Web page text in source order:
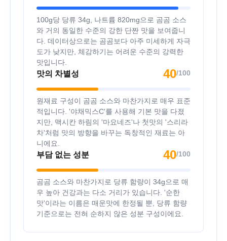
100g당 당류 34g, 나트륨 820mg으로 곰곰 소스
와 거의 동일한 수준의 강한 단짠 맛을 보여줍니
다. 데이터상으로는 곰곰보다 아주 미세하게 자극
도가 낮지만, 체감하기는 어려운 수준의 강력한
맛입니다.
맛의 차별성 40/100
원재료 구성이 곰곰 소스와 마찬가지로 매우 표준
적입니다. '야채믹스C'를 사용해 기본 맛을 다졌
지만, 맥시칸 하림의 '마요네즈'나 첫맛의 '스리라
차'처럼 맛의 방향을 바꾸는 독창적인 재료는 아
니에요.
부담 없는 성분 40/100
곰곰 소스와 마찬가지로 당류 함량이 34g으로 매
우 높아 건강과는 다소 거리가 있습니다. '순한
맛'이라는 이름은 매운맛에 한정될 뿐, 당류 함량
기준으로는 전혀 순하지 않은 성분 구성이에요.